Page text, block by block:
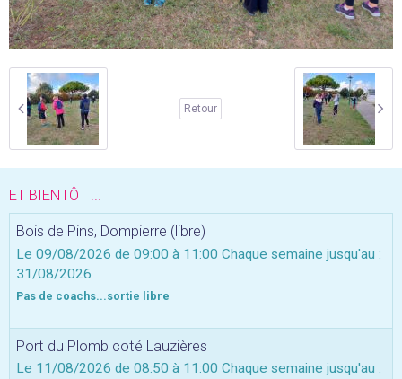
Retour
ET BIENTÔT ...
Bois de Pins, Dompierre (libre)
Le 09/08/2026 de 09:00 à 11:00 Chaque semaine jusqu'au :
31/08/2026
Pas de coachs...sortie libre
Port du Plomb coté Lauzières
Le 11/08/2026 de 08:50 à 11:00 Chaque semaine jusqu'au :